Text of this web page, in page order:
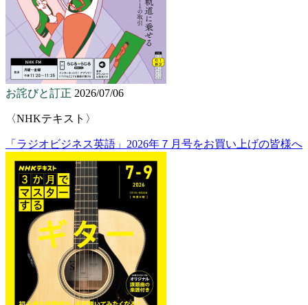
お詫びと訂正 2026/07/06
〈NHKテキスト〉
「ラジオビジネス英語」2026年７月号をお買い上げの皆様へ